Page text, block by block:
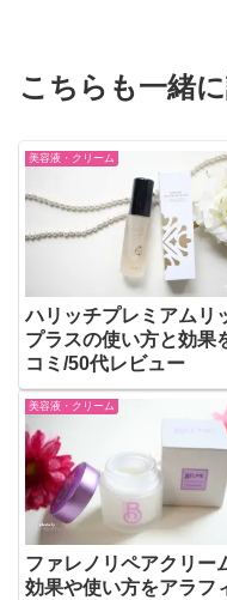
こちらも一緒
美容液・クリーム
ハリッチプレミアムリ
プラスの使い方と効果
コミ/50代レビュー
美容液・クリーム
ファレノリペアクリー
効果や使い方をアラフ